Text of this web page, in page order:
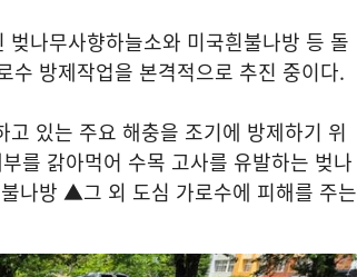
나무사향하늘소와 미국흰불나방 등 돌
수 방제작업을 본격적으로 추진 중이다.
있는 주요 해충을 조기에 방제하기 위
를 갉아먹어 수목 고사를 유발하는 벚나
나방 ▲그 외 도심 가로수에 피해를 주는